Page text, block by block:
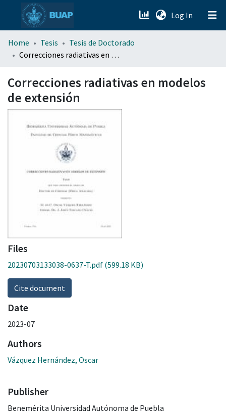
Log In (current)
menu.section.about_menu
Home Tesis
Tesis de Doctorado
Correcciones radiativas en modelos de extensión
Correcciones radiativas en modelos
de extensión
Files
20230703133038-0637-T.pdf (599.18 KB)
Cite document
Date
2023-07
Authors
Vázquez Hernández, Oscar
Publisher
Benemérita Universidad Autónoma de Puebla